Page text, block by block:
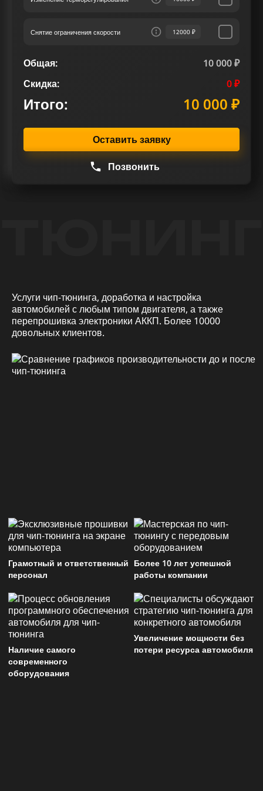
Снятие ограничения скорости 12000 ₽
Общая:
10 000 ₽
Скидка:
0 ₽
Итого: 10 000 ₽
Оставить заявку
Позвонить
Услуги чип-тюнинга, доработка и настройка
автомобилей с любым типом двигателя, а также
перепрошивка электроники АККП. Более 10000
довольных клиентов.
Грамотный и ответственный
персонал
Более 10 лет успешной
работы компании
Наличие самого
современного
оборудования
Увеличение мощности без
потери ресурса автомобиля